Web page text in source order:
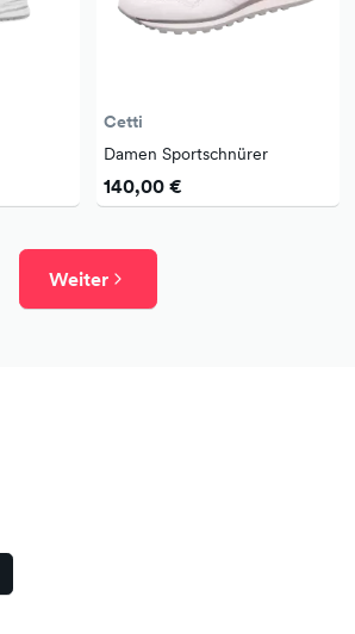
Cetti
Damen Sportschnürer
140,00 €
Weiter